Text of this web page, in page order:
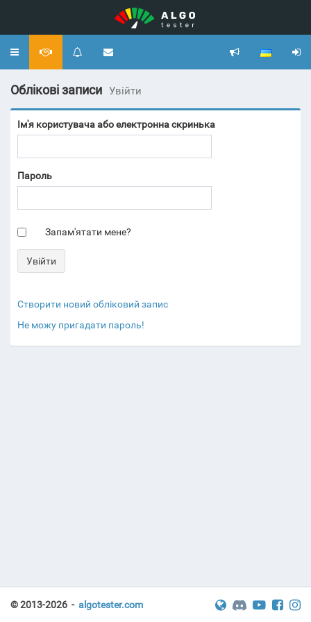
Toggle
Облікові записи Увійти
Ім'я користувача або електронна скринька
Пароль
Запам'ятати мене?
Створити новий обліковий запис
Не можу пригадати пароль!
© 2013-2026 - algotester.com